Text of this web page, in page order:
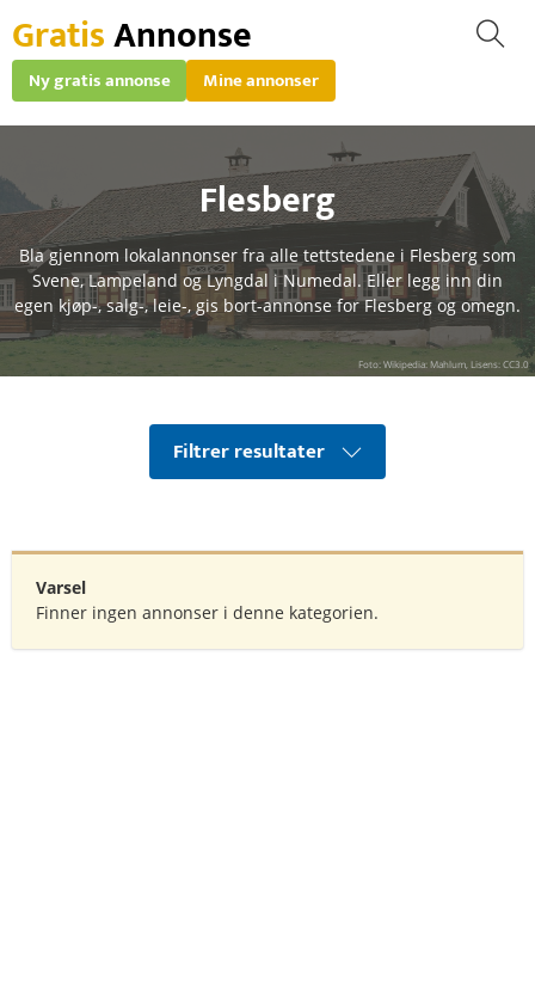
GratisAnnonse
Ny gratis annonse Mine annonser
Flesberg
Bla gjennom lokalannonser fra alle tettstedene i Flesberg som
Svene, Lampeland og Lyngdal i Numedal. Eller legg inn din
egen kjøp-, salg-, leie-, gis bort-annonse for Flesberg og omegn.
Foto: Wikipedia: Mahlum, Lisens: CC3.0
Filtrer resultater
Varsel
Finner ingen annonser i denne kategorien.